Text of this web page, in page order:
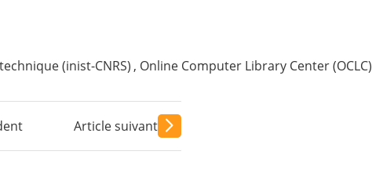
(inist-CNRS) , Online Computer Library Center (OCLC)
Article suivant